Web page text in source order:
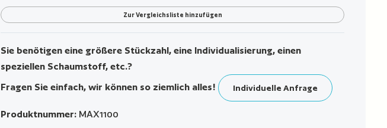
Zur Vergleichsliste hinzufügen
Sie benötigen eine größere Stückzahl, eine Individualisierung, einen
speziellen Schaumstoff, etc.?
Fragen Sie einfach, wir können so ziemlich alles!
Individuelle Anfrage
Produktnummer: MAX1100